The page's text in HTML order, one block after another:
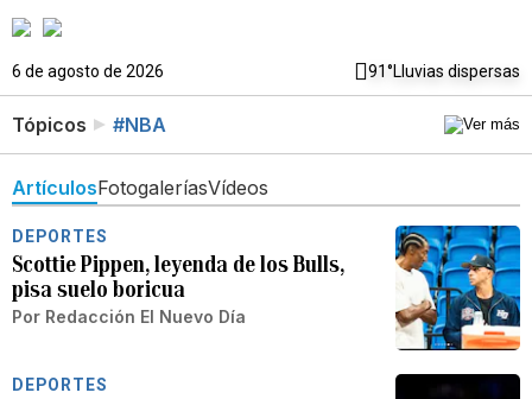
6 de agosto de 2026 91°Lluvias dispersas
Tópicos #NBA
ArtículosFotogaleríasVídeos
DEPORTES
Scottie Pippen, leyenda de los Bulls,
pisa suelo boricua
Por Redacción El Nuevo Día
DEPORTES